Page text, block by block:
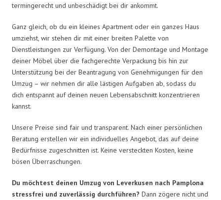
termingerecht und unbeschädigt bei dir ankommt.
Ganz gleich, ob du ein kleines Apartment oder ein ganzes Haus
umziehst, wir stehen dir mit einer breiten Palette von
Dienstleistungen zur Verfügung. Von der Demontage und Montage
deiner Möbel über die fachgerechte Verpackung bis hin zur
Unterstützung bei der Beantragung von Genehmigungen für den
Umzug – wir nehmen dir alle lästigen Aufgaben ab, sodass du
dich entspannt auf deinen neuen Lebensabschnitt konzentrieren
kannst.
Unsere Preise sind fair und transparent. Nach einer persönlichen
Beratung erstellen wir ein individuelles Angebot, das auf deine
Bedürfnisse zugeschnitten ist. Keine versteckten Kosten, keine
bösen Überraschungen.
Du möchtest deinen Umzug von Leverkusen nach Pamplona
stressfrei und zuverlässig durchführen? Dann zögere nicht und